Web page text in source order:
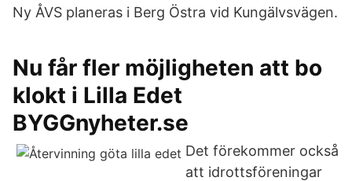
Ny ÅVS planeras i Berg Östra vid Kungälvsvägen.
​Nu får fler möjligheten att bo
klokt i Lilla Edet
BYGGnyheter.se
Det förekommer också
att idrottsföreningar